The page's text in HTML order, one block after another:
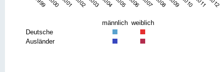
männlich weiblich
Deutsche
Ausländer